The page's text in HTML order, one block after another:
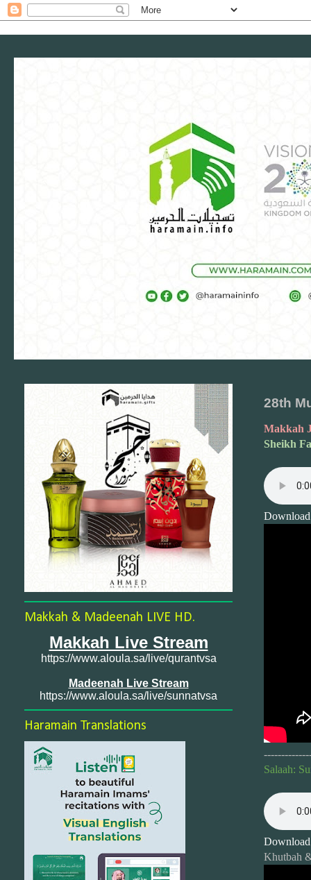
28th
Makkah
Sheikh
Salaah:
Khutbah
Makkah & Madeenah LIVE HD.
Makkah Live Stream
https://www.aloula.sa/live/qurantvsa
Madeenah Live Stream
https://www.aloula.sa/live/sunnatvsa
Haramain Translations